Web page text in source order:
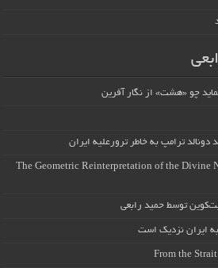
چو «هشت» از نگار آفرین
ترامپ به خاطر ترورعلیه ایران
The Geometric Reinterpretation of the Divine
توسط حمید رابعی
ایران نزدیک است
From the